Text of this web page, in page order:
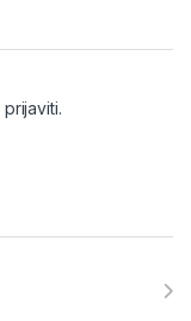
prijaviti.